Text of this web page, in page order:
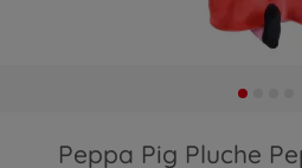
Peppa Pig Pluche